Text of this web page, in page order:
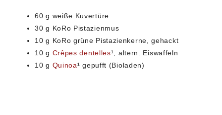
60 g weiße Kuvertüre
30 g KoRo Pistazienmus
10 g KoRo grüne Pistazienkerne, gehackt
10 g Crêpes dentelles¹, altern. Eiswaffeln
10 g Quinoa¹ gepufft (Bioladen)